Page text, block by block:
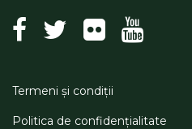
Termeni şi condiţii
Politica de confidenţialitate